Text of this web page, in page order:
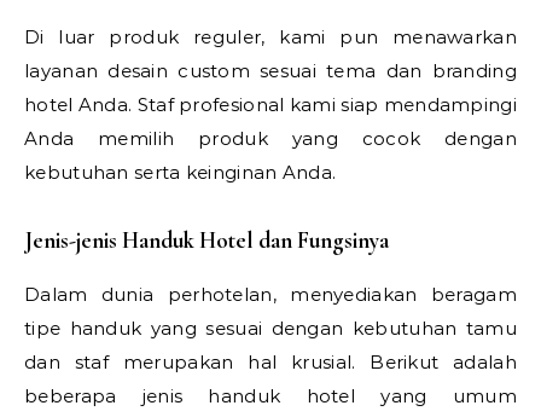
Di luar produk reguler, kami pun menawarkan
layanan desain custom sesuai tema dan branding
hotel Anda. Staf profesional kami siap mendampingi
Anda memilih produk yang cocok dengan
kebutuhan serta keinginan Anda.
Jenis-jenis Handuk Hotel dan Fungsinya
Dalam dunia perhotelan, menyediakan beragam
tipe handuk yang sesuai dengan kebutuhan tamu
dan staf merupakan hal krusial. Berikut adalah
beberapa jenis handuk hotel yang umum